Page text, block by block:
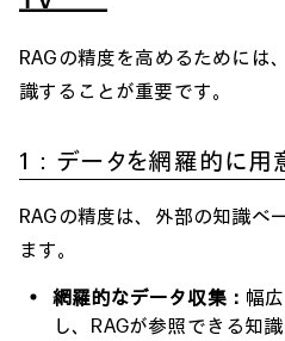
RAGの精度を高めるためには
識することが重要です。
1：データを網羅的に用
RAGの精度は、外部の知識ベ
ます。
網羅的なデータ収集： 幅
し、RAGが参照できる知